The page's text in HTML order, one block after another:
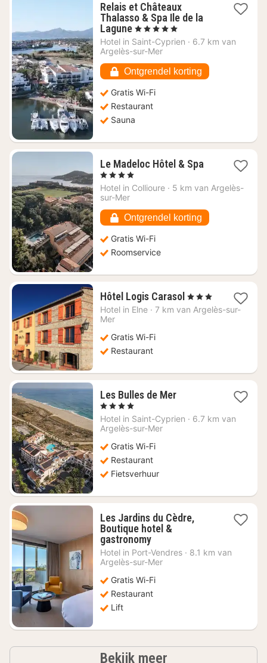
Relais et Châteaux
Thalasso & Spa Ile de la
Lagune1
nacht
vanaf
314,49
, 5 Sterren
Hotel in Saint-Cyprien · 6.7 km van
Argelès-sur-Mer
Ontgrendel korting
Gratis Wi-Fi
Restaurant
Sauna
Le Madeloc Hôtel & Spa1
vanaf
, 4 Sterren
Hotel in Collioure · 5 km van Argelès-
sur-Mer
Ontgrendel korting
Gratis Wi-Fi
Roomservice
Hôtel Logis Carasol 1
nacht
vanaf
, 3 Sterren
Hotel in Elne · 7 km van Argelès-sur-
Mer
Gratis Wi-Fi
Restaurant
Les Bulles de Mer1
vanaf
, 4 Sterren
Hotel in Saint-Cyprien · 6.7 km van
Argelès-sur-Mer
Gratis Wi-Fi
Restaurant
Fietsverhuur
Les Jardins du Cèdre,
Boutique hotel &
gastronomy1
nacht
vanaf
207,72
Hotel in Port-Vendres · 8.1 km van
Argelès-sur-Mer
Gratis Wi-Fi
Restaurant
Lift
Bekijk meerhotels